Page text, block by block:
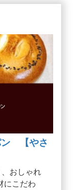
ン 【やさ
、おしゃれ
こだわ